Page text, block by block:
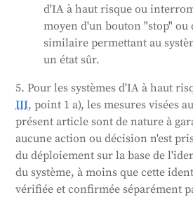
d'IA à haut risque ou
moyen d'un bouton "stop" ou
similaire permettant au
un état sûr.
5. Pour les systèmes d'IA à haut
III, point 1 a), les mesures visées
présent article sont de nature à
aucune action ou décision n'est
du déploiement sur la base de
du système, à moins que cette
vérifiée et confirmée séparément